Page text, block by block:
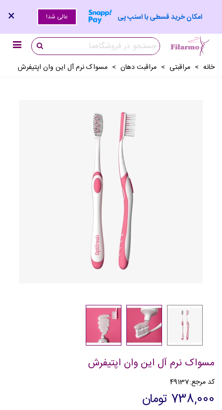
امکان خرید قسطی با اسنپ پی عالی شد! ×
خانه > مراقبتی > مراقبت دهان > مسواک نرم آل این وان اپتیفرش
مسواک نرم آل این وان اپتیفرش
کد مرجع:49137
738,000 تومان